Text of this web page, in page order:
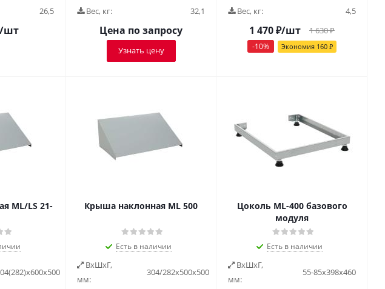
26,5
шт
Вес, кг: 32,1
Цена по запросу
Узнать цену
Вес, кг: 4,5
1 470₽/шт 1 630₽
-10% Экономия 160₽
ML/LS 21-
Крыша наклонная ML 500
Есть в наличии
ВxШxГ,
мм:
304/282x500x500
Цоколь ML-400 базового
модуля
Есть в наличии
ВxШxГ,
мм:
55-85x398x460